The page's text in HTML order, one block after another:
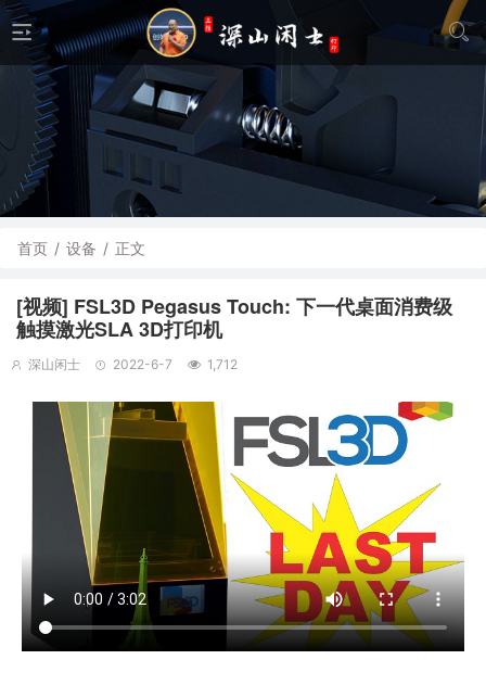
首页 / 设备 / 正文
[视频] FSL3D Pegasus Touch: 下一代桌面消费级
触摸激光SLA 3D打印机
深山闲士 2022-6-7 1,712